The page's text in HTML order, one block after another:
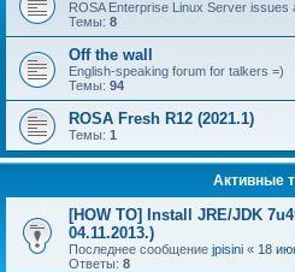
ROSA Enterprise Linux Server issues
Темы: 8
Off the wall
English-speaking forum for talkers =)
Темы: 94
ROSA Fresh R12 (2021.1)
Темы: 1
Активные
[HOW TO] Install JRE/JDK
04.11.2013.)
Последнее сообщение jpisini « 18
Ответы: 8